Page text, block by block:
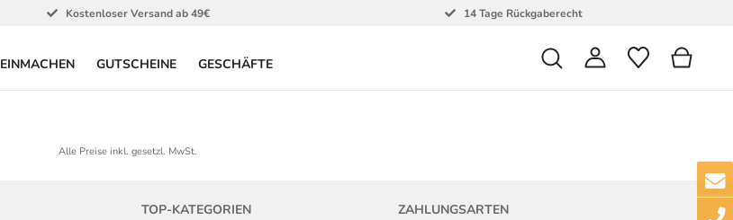
Kostenloser Versand ab 49€ 14 Tage Rückgaberecht
EINMACHEN GUTSCHEINE GESCHÄFTE
Alle Preise inkl. gesetzl. MwSt.
TOP-KATEGORIEN ZAHLUNGSARTEN